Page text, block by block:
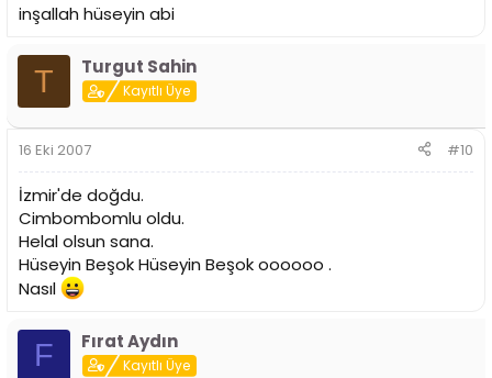
inşallah hüseyin abi
T Turgut Sahin
Kayıtlı Üye
16 Eki 2007 #10
İzmir'de doğdu.
Cimbombomlu oldu.
Helal olsun sana.
Hüseyin Beşok Hüseyin Beşok oooooo .
Nasıl
F Fırat Aydın
Kayıtlı Üye